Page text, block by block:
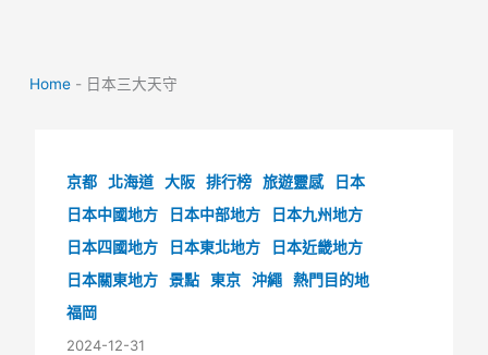
Home - 日本三大天守
京都 北海道 大阪 排行榜 旅遊靈感
日本
日本中國地方
日本中部地方
日本九州地方
日本四國地方
日本東北地方
日本近畿地方
日本關東地方 景點 東京 沖繩 熱門目的地
福岡
2024-12-31